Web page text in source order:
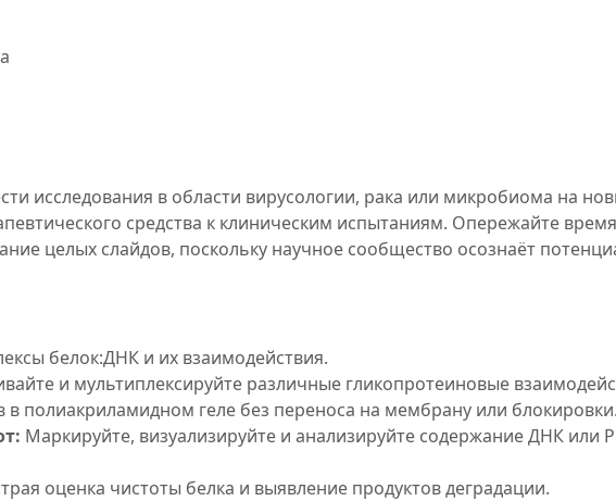
исследования в области вирусологии, рака или микробиома на
средства к клиническим испытаниям. Опережайте
целых слайдов, поскольку научное сообщество осознаёт
белок:ДНК и их взаимодействия.
и мультиплексируйте различные гликопротеиновые
полиакриламидном геле без переноса на мембрану или блокировки.
Маркируйте, визуализируйте и анализируйте содержание ДНК или
оценка чистоты белка и выявление продуктов деградации.